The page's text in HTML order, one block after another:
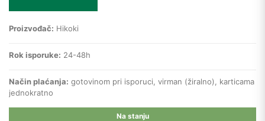
Proizvođač: Hikoki
Rok isporuke: 24-48h
Način plaćanja: gotovinom pri isporuci, virman (žiralno), karticama
jednokratno
Na stanju